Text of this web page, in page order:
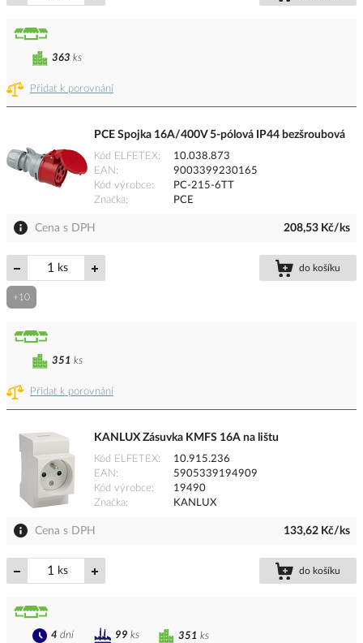
Přidat k porovnání
363 ks
PCE Spojka 16A/400V 5-pólová IP44 bezšroubová
Kód ELFETEX
10.038.873
EAN
9003399230165
Kód výrobce
PC-215-6TT
Značka
PCE
Cena s DPH 208,53 Kč/ks
ks do košíku
+10
Přidat k porovnání
351 ks
KANLUX Zásuvka KMFS 16A na lištu
Kód ELFETEX
10.915.236
EAN
5905339194909
Kód výrobce
19490
Značka
KANLUX
Cena s DPH 133,62 Kč/ks
ks do košíku
351 ks
4 dní 99 ks